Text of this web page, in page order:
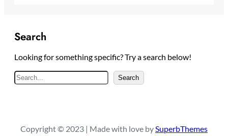
Search
Looking for something specific? Try a search below!
S
e
h
Search
Copyright © 2023 | Made with love by SuperbThemes